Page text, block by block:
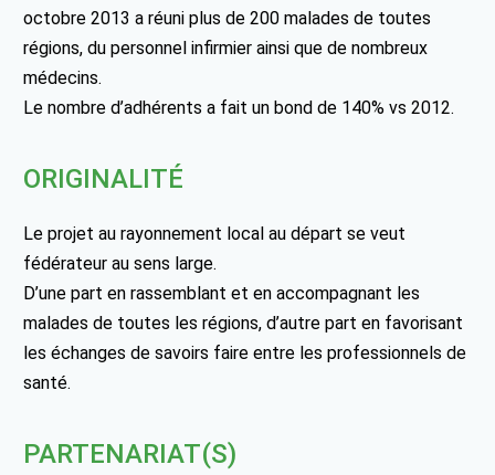
octobre 2013 a réuni plus de 200 malades de toutes
régions, du personnel infirmier ainsi que de nombreux
médecins.
Le nombre d’adhérents a fait un bond de 140% vs 2012.
ORIGINALITÉ
Le projet au rayonnement local au départ se veut
fédérateur au sens large.
D’une part en rassemblant et en accompagnant les
malades de toutes les régions, d’autre part en favorisant
les échanges de savoirs faire entre les professionnels de
santé.
PARTENARIAT(S)